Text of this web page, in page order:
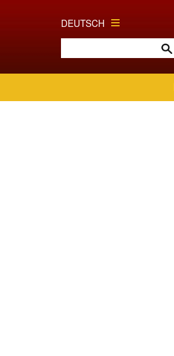
DEUTSCH